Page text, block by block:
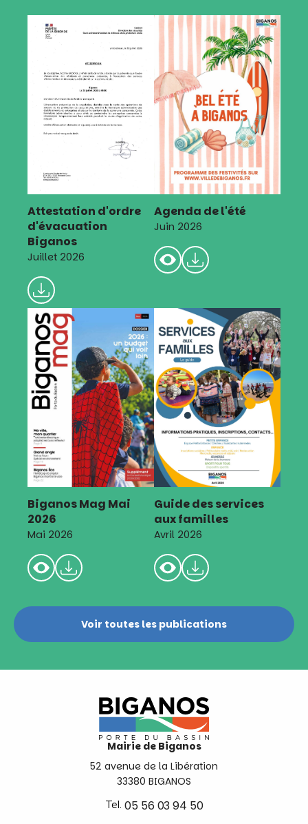
Attestation d'ordre
d'évacuation
Biganos
Juillet 2026
Agenda de l'été
Juin 2026
Biganos Mag Mai
2026
Mai 2026
Guide des services
aux familles
Avril 2026
Voir toutes les publications
Mairie de Biganos
52 avenue de la Libération
33380 BIGANOS
Tel. 05 56 03 94 50